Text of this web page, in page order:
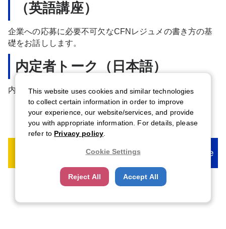
（英語講座）
企業への応募に必要不可欠なCFNレジュメの書き方の基
礎をお話しします。
内定者トーク（日本語）
内定者の方との対談です。
2nd Live 3rd Live Final Live
This website uses cookies and similar technologies
to collect certain information in order to improve
your experience, our website/services, and provide
you with appropriate information. For details, please
refer to Privacy policy
Cookie Settings
Reject All Accept All